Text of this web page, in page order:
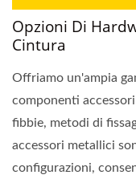
Opzioni Di
Cintura
Offriamo un'ampia
componenti
fibbie, metodi di
accessori metallici
configurazioni,